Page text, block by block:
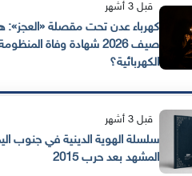
قبل 3 أشهر
كهرباء عدن تحت مقصلة
صيف 2026 شهادة وفاة
الكهربائية؟
قبل 3 أشهر
سلسلة الهوية الدينية في جنوب
المشهد بعد حرب 2015